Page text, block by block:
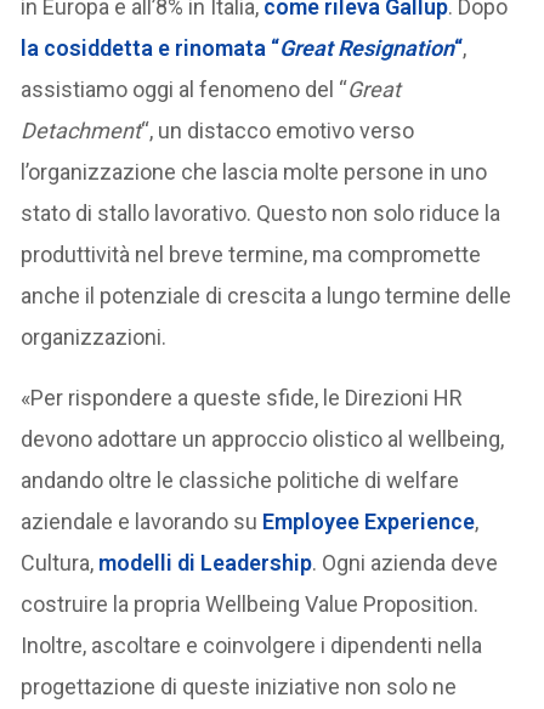
in Europa e all’8% in Italia, come rileva Gallup. Dopo
la cosiddetta e rinomata “Great Resignation“,
assistiamo oggi al fenomeno del “Great
Detachment“, un distacco emotivo verso
l’organizzazione che lascia molte persone in uno
stato di stallo lavorativo. Questo non solo riduce la
produttività nel breve termine, ma compromette
anche il potenziale di crescita a lungo termine delle
organizzazioni.
«Per rispondere a queste sfide, le Direzioni HR
devono adottare un approccio olistico al wellbeing,
andando oltre le classiche politiche di welfare
aziendale e lavorando su Employee Experience,
Cultura, modelli di Leadership. Ogni azienda deve
costruire la propria Wellbeing Value Proposition.
Inoltre, ascoltare e coinvolgere i dipendenti nella
progettazione di queste iniziative non solo ne